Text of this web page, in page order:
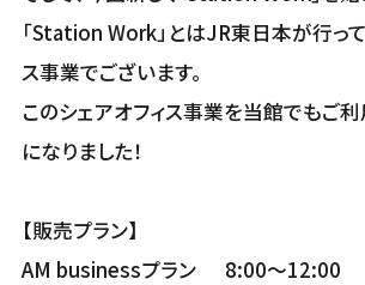
「Station Work」とはJR東日本が行っ
ス事業でございます。
このシェアオフィス事業を当館でもご
になりました！
【販売プラン】
AM businessプラン 8:00～